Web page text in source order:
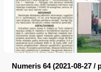
Numeris 64 (2021-08-27 /